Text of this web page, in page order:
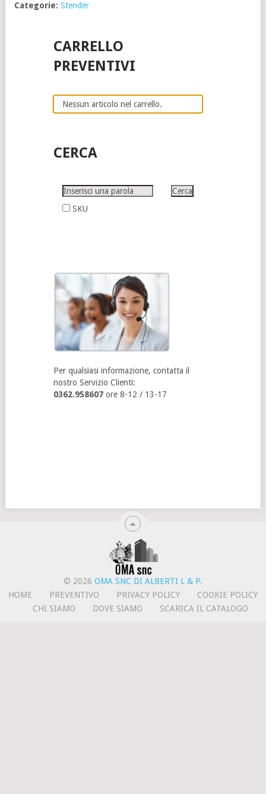
Categorie: Stender
CARRELLO
PREVENTIVI
Nessun articolo nel carrello.
CERCA
SKU
Per qualsiasi informazione, contatta il
nostro Servizio Clienti:
0362.958607ore 8-12 / 13-17
© 2026 OMA SNC DI ALBERTI L & P.
HOME
PREVENTIVO PRIVACY POLICY
COOKIE POLICY
CHI SIAMO
DOVE SIAMO SCARICA IL CATALOGO